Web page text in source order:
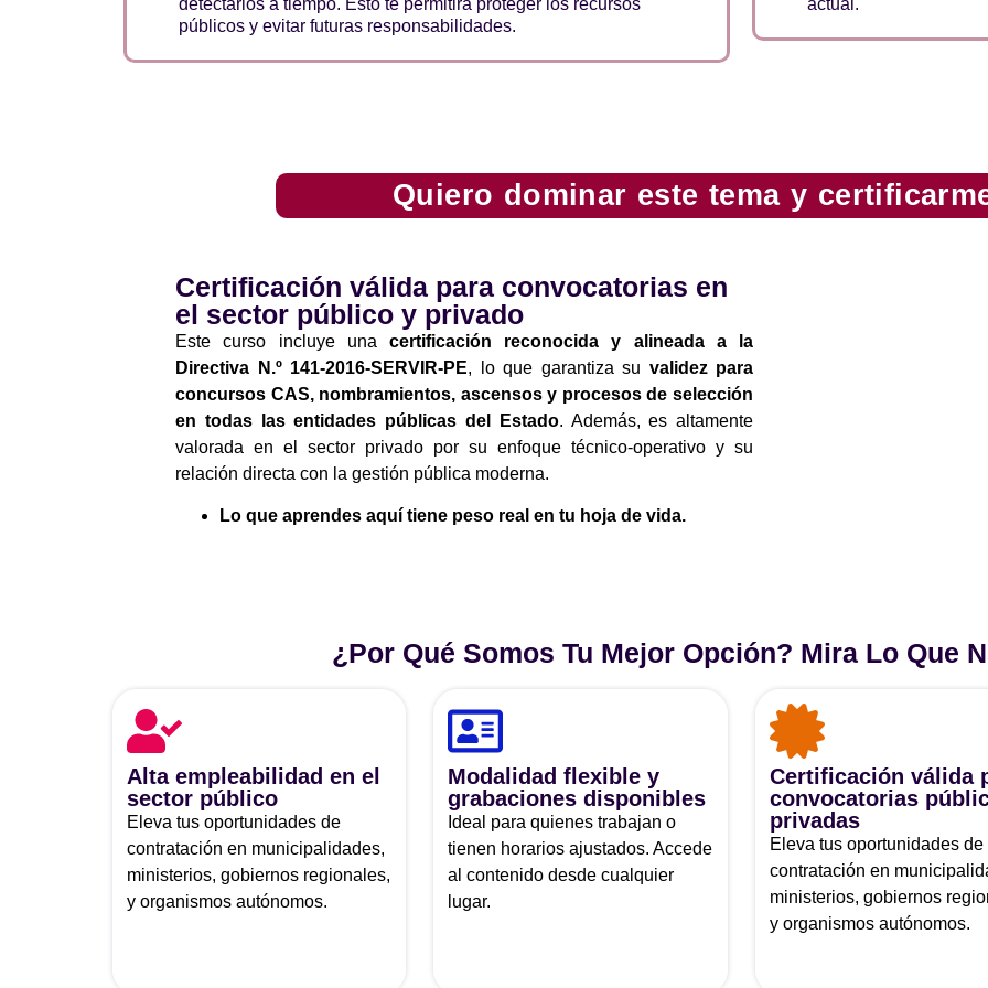
públicos y evitar futuras responsabilidades.
Quiero dominar este tema y
Certificación válida para convocatorias en
el sector público y privado
Este curso incluye una certificación reconocida y alineada a la
Directiva N.º 141-2016-SERVIR-PE, lo que garantiza su validez para
concursos CAS, nombramientos, ascensos y procesos de selección
en todas las entidades públicas del Estado. Además, es altamente
valorada en el sector privado por su enfoque técnico-operativo y su
relación directa con la gestión pública moderna.
Lo que aprendes aquí tiene peso real en tu hoja de vida.
¿Por Qué Somos Tu Mejor Opción? Mira Lo Que
Alta empleabilidad en el
sector público
Eleva tus oportunidades de
contratación en municipalidades,
ministerios, gobiernos regionales,
y organismos autónomos.
Modalidad flexible y
grabaciones disponibles
Ideal para quienes trabajan o
tienen horarios ajustados. Accede
al contenido desde cualquier
lugar.
Certificación válida
convocatorias
privadas
Eleva tus oportunidades de
contratación en
ministerios, gobiernos
y organismos autónomos.